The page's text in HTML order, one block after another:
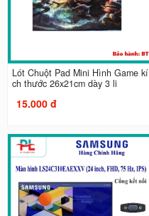
Lót Chuột Pad Mini Hình Game kí
ch thước 26x21cm dày 3 li
15.000 đ